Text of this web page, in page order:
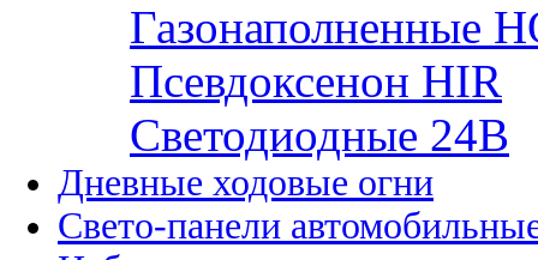
Газонаполненные
Псевдоксенон HIR
Cветодиодные 24B
Дневные ходовые огни
Свето-панели